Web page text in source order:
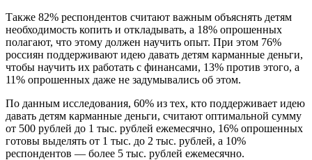
Также 82% респондентов считают важным объяснять детям
необходимость копить и откладывать, а 18% опрошенных
полагают, что этому должен научить опыт. При этом 76%
россиян поддерживают идею давать детям карманные деньги,
чтобы научить их работать с финансами, 13% против этого, а
11% опрошенных даже не задумывались об этом.
По данным исследования, 60% из тех, кто поддерживает идею
давать детям карманные деньги, считают оптимальной сумму
от 500 рублей до 1 тыс. рублей ежемесячно, 16% опрошенных
готовы выделять от 1 тыс. до 2 тыс. рублей, а 10%
респондентов — более 5 тыс. рублей ежемесячно.